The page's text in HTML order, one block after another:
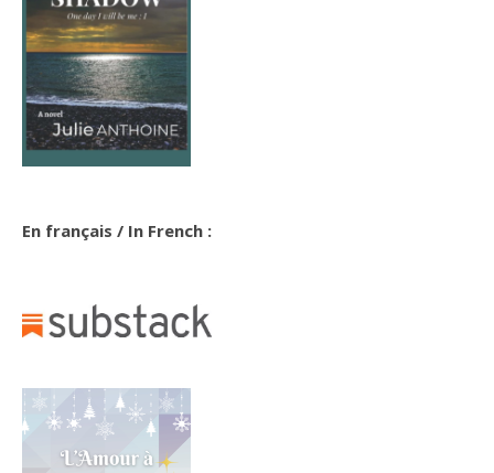
En français / In French :